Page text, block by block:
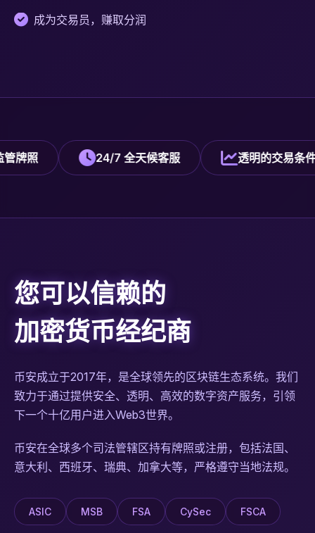
成为交易员，赚取分润
24/7 全天候客服 透明的交易条件
您可以信赖的
加密货币经纪商
币安成立于2017年，是全球领先的区块链生态系统。我们
致力于通过提供安全、透明、高效的数字资产服务，引领
下一个十亿用户进入Web3世界。
币安在全球多个司法管辖区持有牌照或注册，包括法国、
意大利、西班牙、瑞典、加拿大等，严格遵守当地法规。
ASIC MSB FSA CySec FSCA